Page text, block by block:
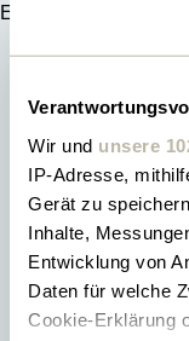
Wir und unsere
IP-Adresse,
Gerät zu
Inhalte,
Entwicklung von
Daten für welche
Cookie-Erklärung
Energiebedarf steigt.